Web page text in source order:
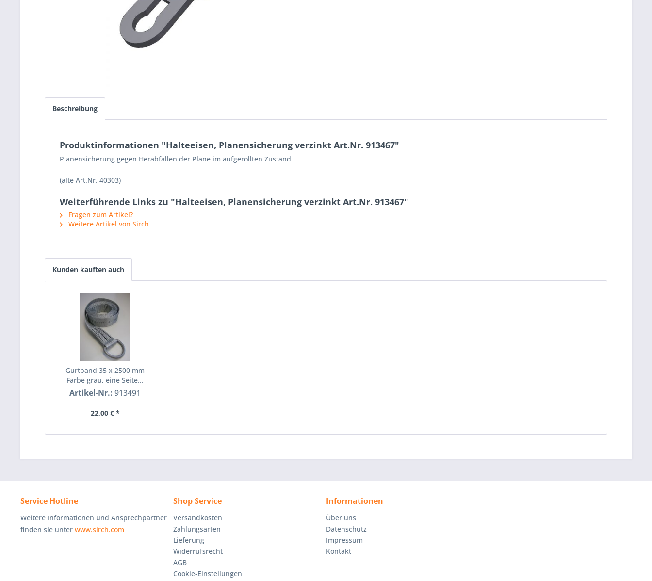
Beschreibung
Produktinformationen "Halteeisen, Planensicherung verzinkt Art.Nr. 913467"
Planensicherung gegen Herabfallen der Plane im aufgerollten Zustand
(alte Art.Nr. 40303)
Weiterführende Links zu "Halteeisen, Planensicherung verzinkt Art.Nr. 913467"
Fragen zum Artikel?
Weitere Artikel von Sirch
Kunden kauften auch
Gurtband 35 x 2500 mm
Farbe grau, eine Seite...
Artikel-Nr.:913491
22,00 € *
Service Hotline
Weitere Informationen und Ansprechpartner
finden sie unter www.sirch.com
Shop Service
Versandkosten
Zahlungsarten
Lieferung
Widerrufsrecht
AGB
Cookie-Einstellungen
Informationen
Über uns
Datenschutz
Impressum
Kontakt